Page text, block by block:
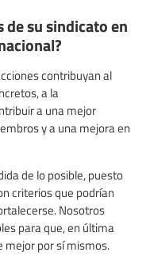
de su sindicato en
contribuyan al
a la
a una mejor
y a una mejora en
de lo posible, puesto
criterios que podrían
Nosotros
para que, en última
mejor por sí mismos.